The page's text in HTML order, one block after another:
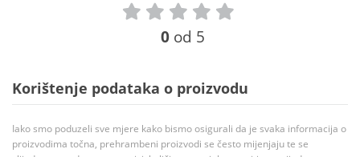
0 od 5
Korištenje podataka o proizvodu
Iako smo poduzeli sve mjere kako bismo osigurali da je svaka informacija o
proizvodima točna, prehrambeni proizvodi se često mijenjaju te se